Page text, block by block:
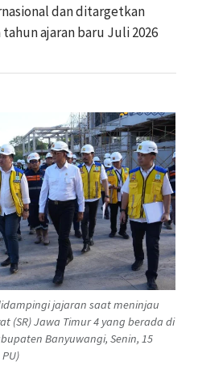
dan ditargetkan
ajaran baru Juli 2026
jajaran saat meninjau
(SR) Jawa Timur 4 yang berada di
Banyuwangi, Senin, 15